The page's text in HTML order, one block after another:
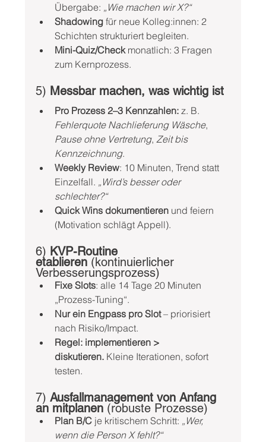
Übergabe: „Wie machen wir X?“
Shadowing für neue Kolleg:innen: 2
Schichten strukturiert begleiten.
Mini-Quiz/Check monatlich: 3 Fragen
zum Kernprozess.
5) Messbar machen, was wichtig ist
Pro Prozess 2–3 Kennzahlen: z. B.
Fehlerquote Nachlieferung Wäsche,
Pause ohne Vertretung, Zeit bis
Kennzeichnung.
Weekly Review: 10 Minuten, Trend statt
Einzelfall. „Wird’s besser oder
schlechter?“
Quick Wins dokumentieren und feiern
(Motivation schlägt Appell).
6) KVP-Routine
etablieren (kontinuierlicher
Verbesserungsprozess)
Fixe Slots: alle 14 Tage 20 Minuten
„Prozess-Tuning“.
Nur ein Engpass pro Slot – priorisiert
nach Risiko/Impact.
Regel: implementieren >
diskutieren. Kleine Iterationen, sofort
testen.
7) Ausfallmanagement von Anfang
an mitplanen (robuste Prozesse)
Plan B/C je kritischem Schritt: „Wer,
wenn die Person X fehlt?“